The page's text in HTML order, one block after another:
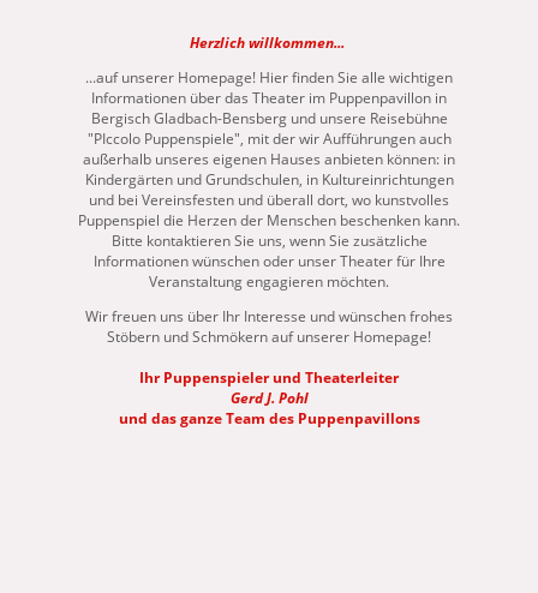
Herzlich willkommen...
...auf unserer Homepage! Hier finden Sie alle wichtigen
Informationen über das Theater im Puppenpavillon in
Bergisch Gladbach-Bensberg und unsere Reisebühne
"PIccolo Puppenspiele", mit der wir Aufführungen auch
außerhalb unseres eigenen Hauses anbieten können: in
Kindergärten und Grundschulen, in Kultureinrichtungen
und bei Vereinsfesten und überall dort, wo kunstvolles
Puppenspiel die Herzen der Menschen beschenken kann.
Bitte kontaktieren Sie uns, wenn Sie zusätzliche
Informationen wünschen oder unser Theater für Ihre
Veranstaltung engagieren möchten.
Wir freuen uns über Ihr Interesse und wünschen frohes
Stöbern und Schmökern auf unserer Homepage!
Ihr Puppenspieler und Theaterleiter
Gerd J. Pohl
und das ganze Team des Puppenpavillons